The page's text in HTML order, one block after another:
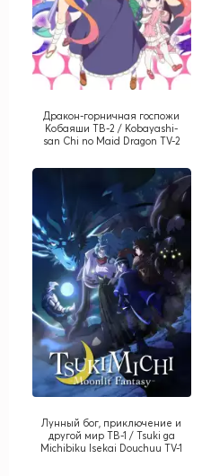
Дракон-горничная госпожи
Кобаяши ТВ-2 / Kobayashi-
san Chi no Maid Dragon TV-2
Лунный бог, приключение и
другой мир ТВ-1 / Tsuki ga
Michibiku Isekai Douchuu TV-1